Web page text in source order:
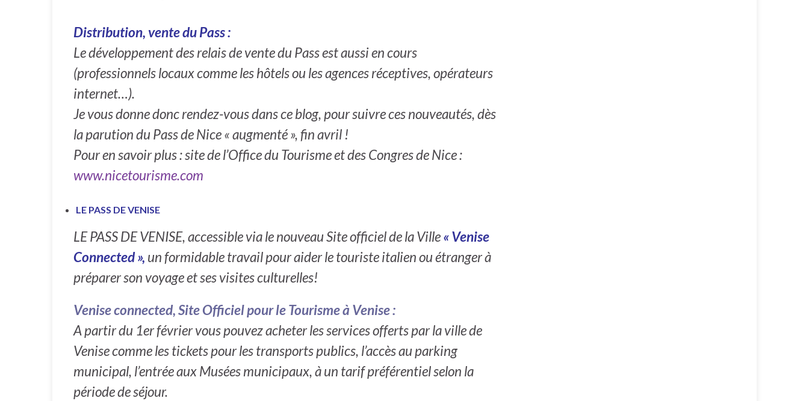
Distribution, vente du Pass :
Le développement des relais de vente du Pass est aussi en cours
(professionnels locaux comme les hôtels ou les agences réceptives, opérateurs
internet…).
Je vous donne donc rendez-vous dans ce blog, pour suivre ces nouveautés, dès
la parution du Pass de Nice « augmenté », fin avril !
Pour en savoir plus : site de l’Office du Tourisme et des Congres de Nice :
www.nicetourisme.com
LE PASS DE VENISE
LE PASS DE VENISE, accessible via le nouveau Site officiel de la Ville« Venise
Connected », un formidable travail pour aider le touriste italien ou étranger à
préparer son voyage et ses visites culturelles!
Venise connected, Site Officiel pour le Tourisme à Venise :
A partir du 1er février vous pouvez acheter les services offerts par la ville de
Venise comme les tickets pour les transports publics, l’accès au parking
municipal, l’entrée aux Musées municipaux, à un tarif préférentiel selon la
période de séjour.